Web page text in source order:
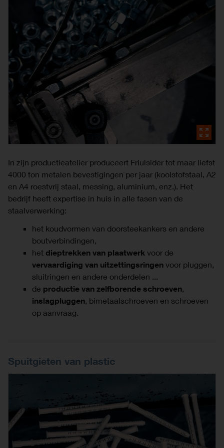
In zijn productieatelier produceert Friulsider tot maar liefst
4000 ton metalen bevestigingen per jaar (koolstofstaal, A2
en A4 roestvrij staal, messing, aluminium, enz.). Het
bedrijf heeft expertise in huis in alle fasen van de
staalverwerking:
het koudvormen van doorsteekankers en andere
boutverbindingen,
het dieptrekken van plaatwerk voor de
vervaardiging van uitzettingsringen voor pluggen,
sluitringen en andere onderdelen ...
de productie van zelfborende schroeven,
inslagpluggen, bimetaalschroeven en schroeven
op aanvraag.
Spuitgieten van plastic